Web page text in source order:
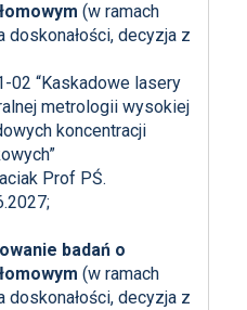
(w ramach
doskonałości, decyzja z
“Kaskadowe lasery
metrologii wysokiej
koncentracji
Prof PŚ.
badań o
(w ramach
doskonałości, decyzja z